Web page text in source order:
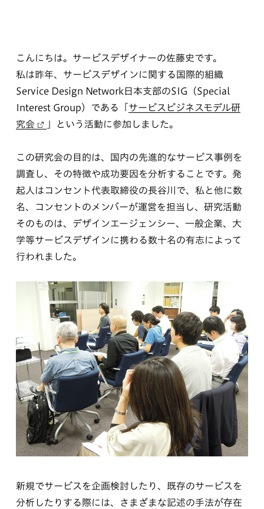
こんにちは。サービスデザイナーの佐藤史です。
私は昨年、サービスデザインに関する国際的組織
Service Design Network日本支部のSIG（Special
Interest Group）である「 サービスビジネスモデル研
究会
」という活動に参加しました。
この研究会の目的は、国内の先進的なサービス事例を
調査し、その特徴や成功要因を分析することです。発
起人はコンセント代表取締役の長谷川で、私と他に数
名、コンセントのメンバーが運営を担当し、研究活動
そのものは、デザインエージェンシー、一般企業、大
学等サービスデザインに携わる数十名の有志によって
行われました。
新規でサービスを企画検討したり、既存のサービスを
分析したりする際には、さまざまな記述の手法が存在